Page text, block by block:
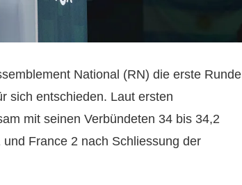
National (RN) die erste Runde
sich entschieden. Laut ersten
mit seinen Verbündeten 34 bis 34,2
France 2 nach Schliessung der